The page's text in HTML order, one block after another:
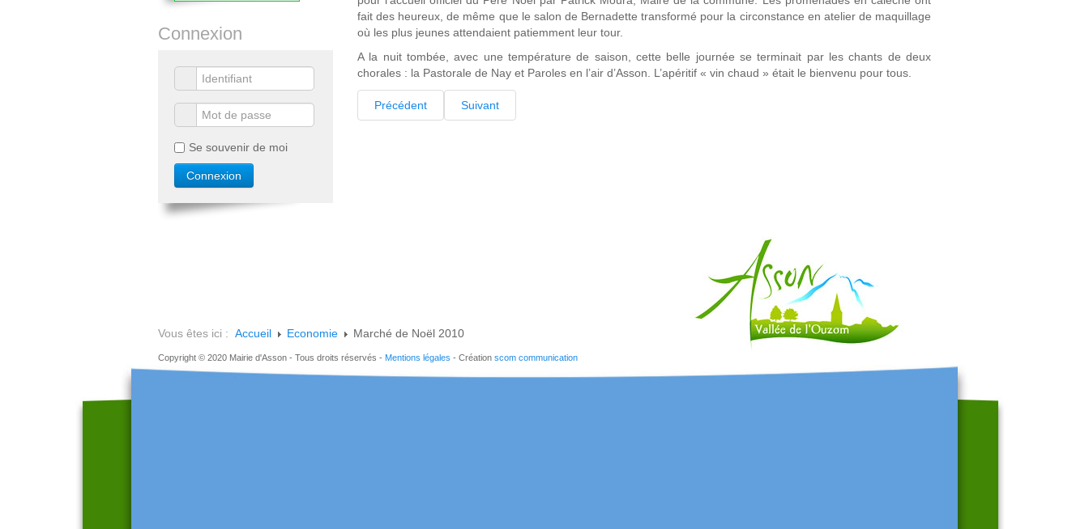
fait des heureux, de même que le salon de Bernadette transformé pour la circonstance en atelier de maquillage
où les plus jeunes attendaient patiemment leur tour.
A la nuit tombée, avec une température de saison, cette belle journée se terminait par les chants de deux
chorales : la Pastorale de Nay et Paroles en l’air d’Asson. L’apéritif « vin chaud » était le bienvenu pour tous.
Précédent Suivant
Connexion
Se souvenir de moi
Vous êtes ici : Accueil Economie Marché de Noël 2010
Copyright © 2020 Mairie d'Asson - Tous droits réservés - Mentions légales - Création scom communication